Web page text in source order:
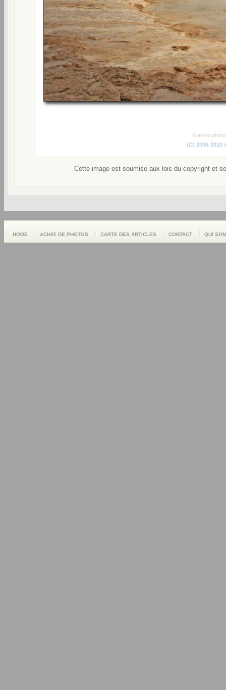
Galerie
(C) 2006-2010
Cette image est soumise aux lois du copyright et
HOME ACHAT DE PHOTOS CARTE DES ARTICLES CONTACT QUI